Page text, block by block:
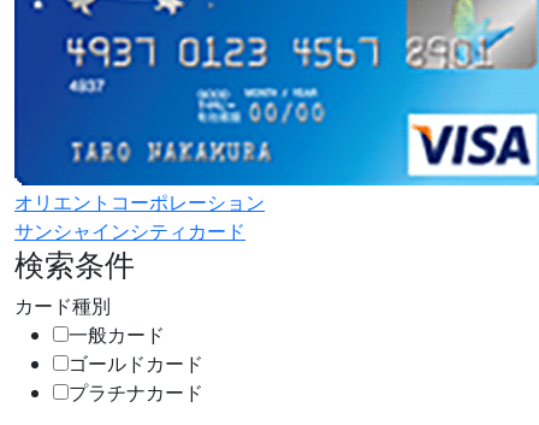
オリエントコーポレーション
サンシャインシティカード
検索条件
カード種別
一般カード
ゴールドカード
プラチナカード